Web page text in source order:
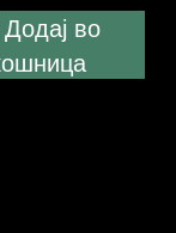
Додај во